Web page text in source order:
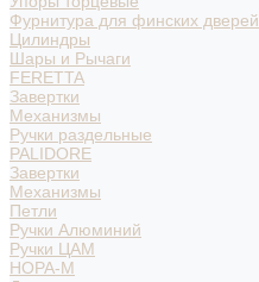
Фурнитура для финских дверей
Цилиндры
Шары и Рычаги
FERETTA
Завертки
Механизмы
Ручки раздельные
PALIDORE
Завертки
Механизмы
Петли
Ручки Алюминий
Ручки ЦАМ
НОРА-М